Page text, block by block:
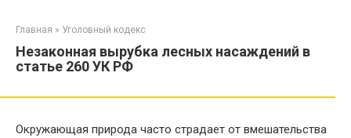
Главная » Уголовный кодекс
Незаконная вырубка лесных насаждений в
статье 260 УК РФ
Окружающая природа часто страдает от вмешательства